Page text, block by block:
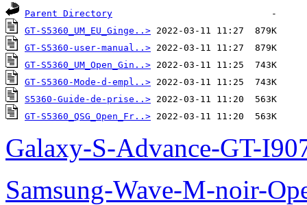
Parent Directory
GT-S5360_UM_EU_Ginge..>
GT-S5360-user-manual..>
GT-S5360_UM_Open_Gin..>
GT-S5360-Mode-d-empl..>
S5360-Guide-de-prise..>
GT-S5360_QSG_Open_Fr..> 2022-03-11 11:20  563K
Galaxy-S-Advance-GT-
Samsung-Wave-M-noir-